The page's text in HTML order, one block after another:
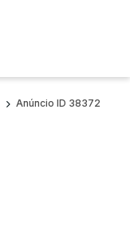
Anúncio ID 38372